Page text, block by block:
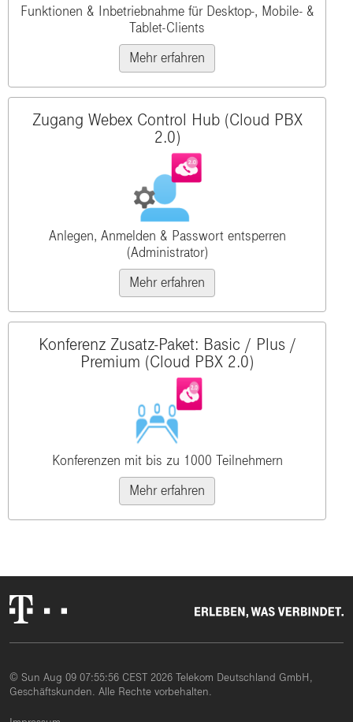
Funktionen & Inbetriebnahme für Desktop-, Mobile- &
Tablet-Clients
Mehr erfahren
Zugang Webex Control Hub (Cloud PBX
2.0)
Anlegen, Anmelden & Passwort entsperren
(Administrator)
Mehr erfahren
Konferenz Zusatz-Paket: Basic / Plus /
Premium (Cloud PBX 2.0)
Konferenzen mit bis zu 1000 Teilnehmern
Mehr erfahren
© Sun Aug 09 07:55:56 CEST 2026 Telekom Deutschland GmbH,
Geschäftskunden. Alle Rechte vorbehalten.